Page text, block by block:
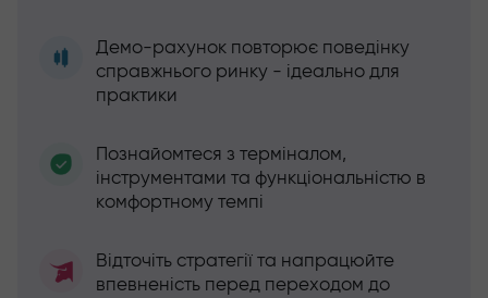
Демо-рахунок повторює поведінку
справжнього ринку - ідеально для
практики
Познайомтеся з терміналом,
інструментами та функціональністю в
комфортному темпі
Відточіть стратегії та напрацюйте
впевненість перед переходом до